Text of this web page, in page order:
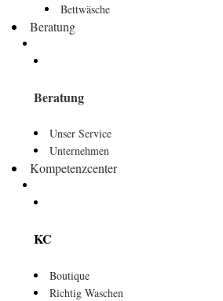
Bettwäsche
Beratung
Beratung
Unser Service
Unternehmen
Kompetenzcenter
KC
Boutique
Richtig Waschen